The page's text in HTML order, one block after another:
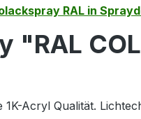
RAL in
"RAL
Acryl Qualität.